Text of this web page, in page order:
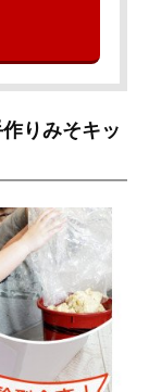
りみそキッ